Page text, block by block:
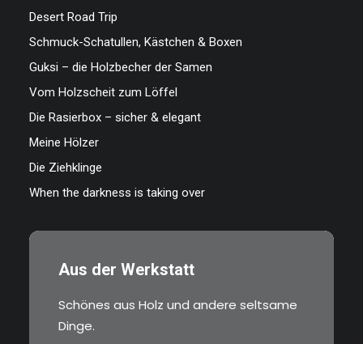
Desert Road Trip
Schmuck-Schatullen, Kästchen & Boxen
Guksi – die Holzbecher der Samen
Vom Holzscheit zum Löffel
Die Rasierbox – sicher & elegant
Meine Hölzer
Die Ziehklinge
When the darkness is taking over
Aus der Werkstatt
Schönes aus Holz und andere seltsame
Dinge.